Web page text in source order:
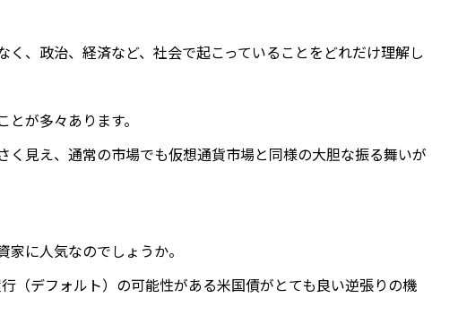
く、政治、経済など、社会で起こっていることをどれだけ理解し
が多々あります。
く見え、通常の市場でも仮想通貨市場と同様の大胆な振る舞いが
に人気なのでしょうか。
（デフォルト）の可能性がある米国債がとても良い逆張りの機